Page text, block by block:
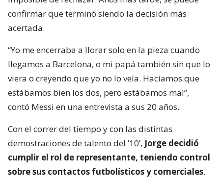
confirmar que terminó siendo la decisión más
acertada.
“Yo me encerraba a llorar solo en la pieza cuando
llegamos a Barcelona, o mi papá también sin que lo
viera o creyendo que yo no lo veía. Hacíamos que
estábamos bien los dos, pero estábamos mal”,
contó Messi en una entrevista a sus 20 años.
Con el correr del tiempo y con las distintas
demostraciones de talento del ’10’, Jorge decidió
cumplir el rol de representante, teniendo control
sobre sus contactos futbolísticos y comerciales.